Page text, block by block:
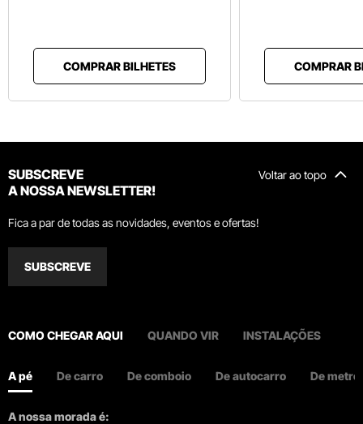
COMPRAR BILHETES COMPRAR
Voltar ao topo
SUBSCREVE
A NOSSA NEWSLETTER!
Fica a par de todas as novidades, eventos e ofertas!
SUBSCREVE
COMO CHEGAR AQUI QUANDO VIR INSTALAÇÕES
A pé De carro De comboio De autocarro De metro
A nossa morada é: